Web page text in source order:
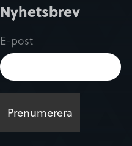
Nyhetsbrev
E-post